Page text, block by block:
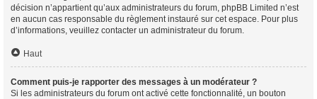
décision n’appartient qu’aux administrateurs du forum, phpBB Limited n’est
en aucun cas responsable du règlement instauré sur cet espace. Pour plus
d’informations, veuillez contacter un administrateur du forum.
Haut
Comment puis-je rapporter des messages à un modérateur ?
Si les administrateurs du forum ont activé cette fonctionnalité, un bouton